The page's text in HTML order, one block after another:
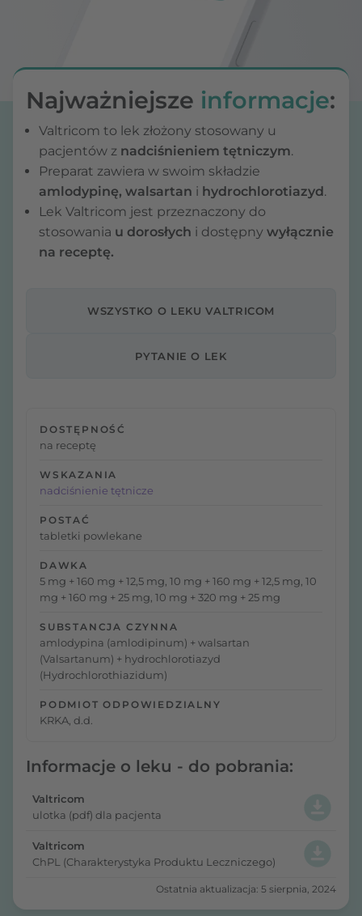
Najważniejsze informacje:
Valtricom to lek złożony stosowany u
pacjentów z nadciśnieniem tętniczym.
Preparat zawiera w swoim składzie
amlodypinę, walsartan i hydrochlorotiazyd .
Lek Valtricom jest przeznaczony do
stosowania u dorosłych i dostępny wyłącznie
na receptę.
WSZYSTKO O LEKU VALTRICOM
PYTANIE O LEK
DOSTĘPNOŚĆ
na receptę
WSKAZANIA
nadciśnienie tętnicze
POSTAĆ
tabletki powlekane
DAWKA
5 mg + 160 mg + 12,5 mg, 10 mg + 160 mg + 12,5 mg, 10
mg + 160 mg + 25 mg, 10 mg + 320 mg + 25 mg
SUBSTANCJA CZYNNA
amlodypina (amlodipinum) + walsartan
(Valsartanum) + hydrochlorotiazyd
(Hydrochlorothiazidum)
PODMIOT ODPOWIEDZIALNY
KRKA, d.d.
Informacje o leku - do pobrania:
Valtricom
ulotka (pdf) dla pacjenta
Valtricom
ChPL (Charakterystyka Produktu Leczniczego)
Ostatnia aktualizacja: 5 sierpnia, 2024